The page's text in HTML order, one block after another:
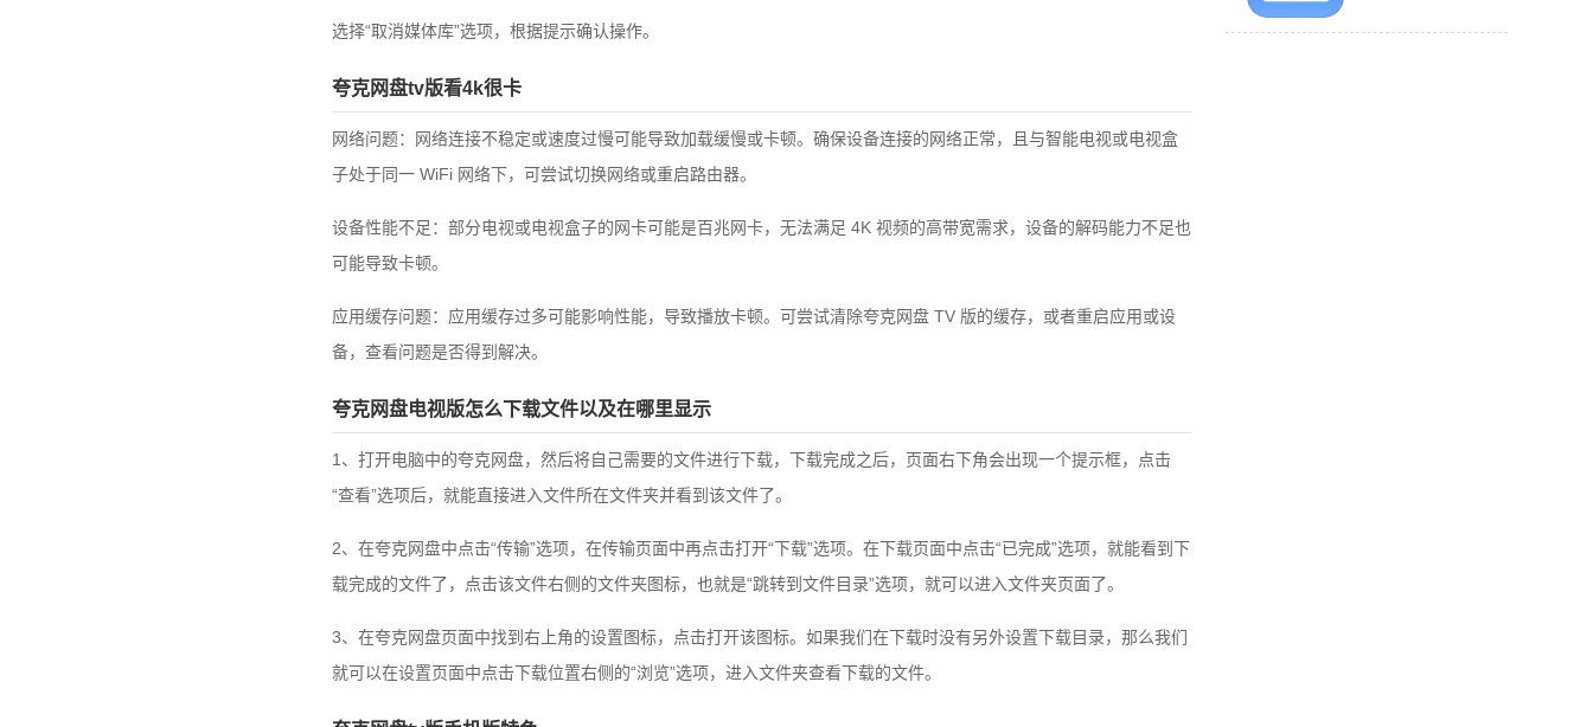
选择“取消媒体库”选项，根据提示确认操作。
夸克网盘tv版看4k很卡
网络问题：网络连接不稳定或速度过慢可能导致加载缓慢或卡顿。确保设备连接的网络正常，且与智能电视或电视盒
子处于同一 WiFi 网络下，可尝试切换网络或重启路由器。
设备性能不足：部分电视或电视盒子的网卡可能是百兆网卡，无法满足 4K 视频的高带宽需求，设备的解码能力不足也
可能导致卡顿。
应用缓存问题：应用缓存过多可能影响性能，导致播放卡顿。可尝试清除夸克网盘 TV 版的缓存，或者重启应用或设
备，查看问题是否得到解决。
夸克网盘电视版怎么下载文件以及在哪里显示
1、打开电脑中的夸克网盘，然后将自己需要的文件进行下载，下载完成之后，页面右下角会出现一个提示框，点击
“查看”选项后，就能直接进入文件所在文件夹并看到该文件了。
2、在夸克网盘中点击“传输”选项，在传输页面中再点击打开“下载”选项。在下载页面中点击“已完成”选项，就能看到下
载完成的文件了，点击该文件右侧的文件夹图标，也就是“跳转到文件目录”选项，就可以进入文件夹页面了。
3、在夸克网盘页面中找到右上角的设置图标，点击打开该图标。如果我们在下载时没有另外设置下载目录，那么我们
就可以在设置页面中点击下载位置右侧的“浏览”选项，进入文件夹查看下载的文件。